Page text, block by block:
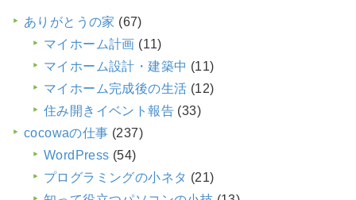
ありがとうの家 (67)
マイホーム計画 (11)
マイホーム設計・建築中 (11)
マイホーム完成後の生活 (12)
住み開きイベント報告 (33)
cocowaの仕事 (237)
WordPress (54)
プログラミングの小ネタ (21)